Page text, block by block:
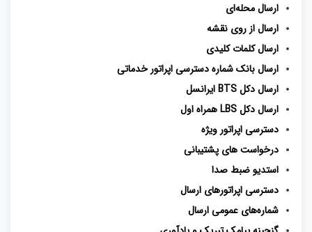
ارسال محله‌ای
ارسال از روی نقشه
ارسال کلمات کلیدی
ارسال بانک شماره دسترسی اپراتور خدماتی
ارسال دکل BTS ایرانسل
ارسال دکل LBS همراه اول
دسترسی اپراتور ویژه
درخواست‌ های پشتیبانی
استدیو ضبط صدا
دسترسی اپراتورهای ارسال
شماره‌های عمومی ارسال